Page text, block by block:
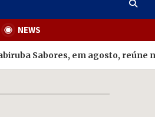
NEWS
Sabores, em agosto, reúne